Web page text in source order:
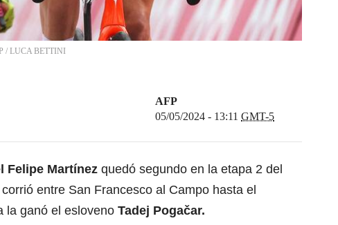
/ LUCA BETTINI
AFP
05/05/2024 - 13:11 GMT-5
Felipe Martínez quedó segundo en la etapa 2 del
entre San Francesco al Campo hasta el
la ganó el esloveno Tadej Pogačar.